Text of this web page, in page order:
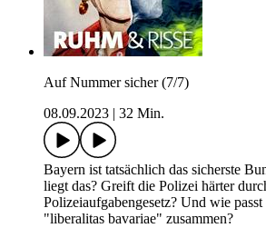
Auf Nummer sicher (7/7)
08.09.2023
32 Min.
Bayern ist tatsächlich das sicherste
liegt das? Greift die Polizei härter
Polizeiaufgabengesetz? Und wie
"liberalitas bavariae" zusammen?